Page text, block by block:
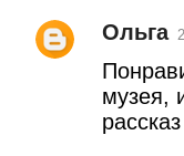
К
Ольга
музея,